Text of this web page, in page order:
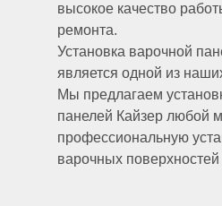
высокое качество
ремонта.
Установка варочной
является одной из
Мы предлагаем
панелей Кайзер любой
профессиональную
варочных поверхностей